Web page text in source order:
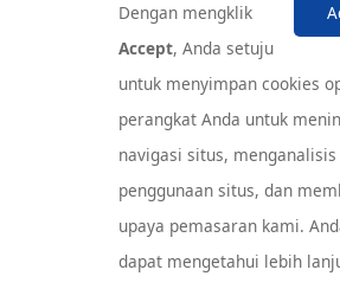
Pusat Layanan Konsumen
Dengan mengklik
Accept, Anda setuju
untuk menyimpan cookies
perangkat Anda untuk
navigasi situs, menganalisis
penggunaan situs, dan
upaya pemasaran kami.
dapat mengetahui lebih